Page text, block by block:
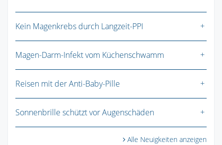
Kein Magenkrebs durch Langzeit-PPI
Magen-Darm-Infekt vom Küchenschwamm
Reisen mit der Anti-Baby-Pille
Sonnenbrille schützt vor Augenschäden
Alle Neuigkeiten anzeigen